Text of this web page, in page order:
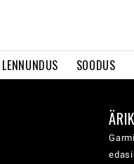
LENNUNDUS SOODUS